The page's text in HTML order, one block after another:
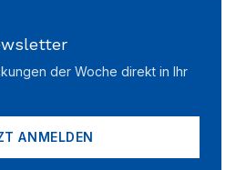
der Woche direkt in Ihr
ANMELDEN